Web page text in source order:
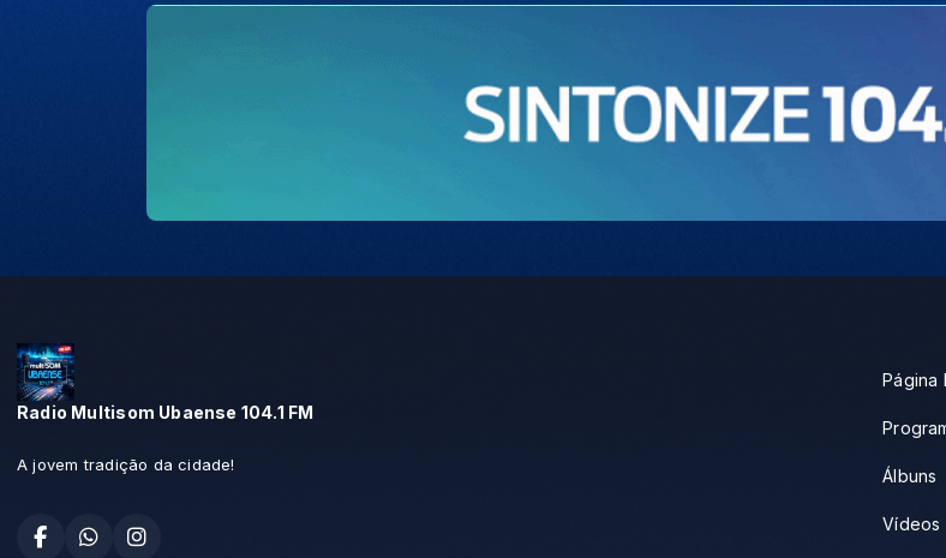
Radio Multisom Ubaense 104.1 FM
A jovem tradição da cidade!
Página
Álbuns
Vídeos